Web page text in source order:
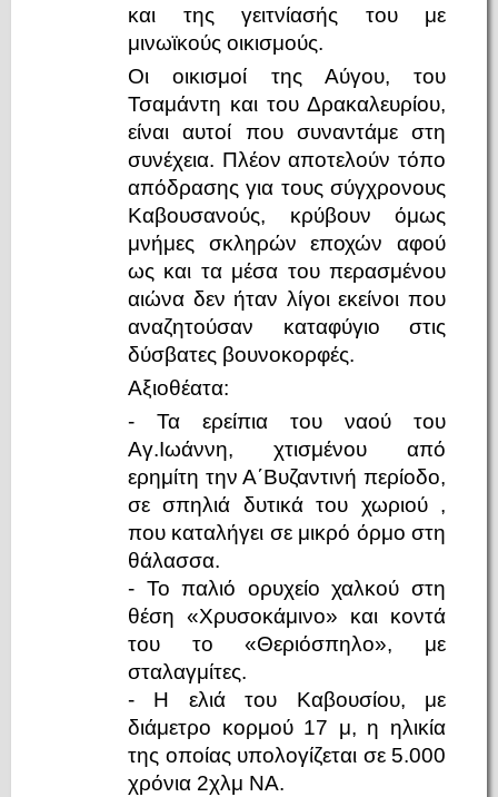
και της γειτνίασής του με
μινωϊκούς οικισμούς.
Οι οικισμοί της Αύγου, του
Τσαμάντη και του Δρακαλευρίου,
είναι αυτοί που συναντάμε στη
συνέχεια. Πλέον αποτελούν τόπο
απόδρασης για τους σύγχρονους
Καβουσανούς, κρύβουν όμως
μνήμες σκληρών εποχών αφού
ως και τα μέσα του περασμένου
αιώνα δεν ήταν λίγοι εκείνοι που
αναζητούσαν καταφύγιο στις
δύσβατες βουνοκορφές.
Αξιοθέατα:
- Τα ερείπια του ναού του
Αγ.Ιωάννη, χτισμένου από
ερημίτη την Α΄Βυζαντινή περίοδο,
σε σπηλιά δυτικά του χωριού ,
που καταλήγει σε μικρό όρμο στη
θάλασσα.
- Το παλιό ορυχείο χαλκού στη
θέση «Χρυσοκάμινο» και κοντά
του το «Θεριόσπηλο», με
σταλαγμίτες.
- Η ελιά του Καβουσίου, με
διάμετρο κορμού 17 μ, η ηλικία
της οποίας υπολογίζεται σε 5.000
χρόνια 2χλμ ΝΑ.